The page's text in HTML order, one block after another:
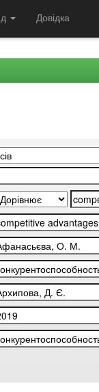
Довідка